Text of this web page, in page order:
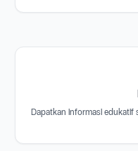
Dapatkan informasi edukatif